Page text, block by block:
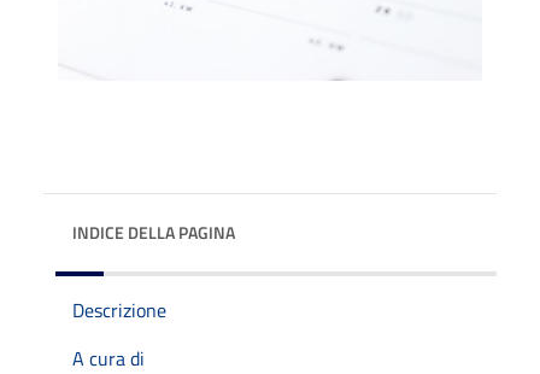
INDICE DELLA PAGINA
Descrizione
A cura di